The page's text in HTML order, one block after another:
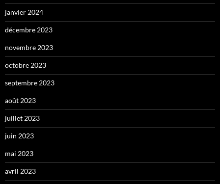
janvier 2024
décembre 2023
novembre 2023
octobre 2023
septembre 2023
août 2023
juillet 2023
juin 2023
mai 2023
avril 2023